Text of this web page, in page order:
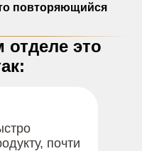
повторяющийся
это
почти